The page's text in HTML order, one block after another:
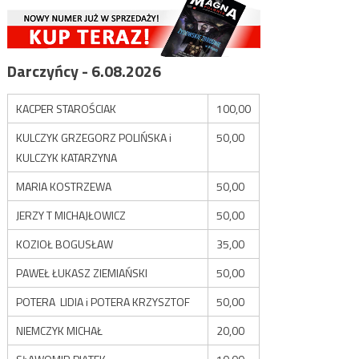
Darczyńcy - 6.08.2026
KACPER STAROŚCIAK
100,00
KULCZYK GRZEGORZ POLIŃSKA i
KULCZYK KATARZYNA
50,00
MARIA KOSTRZEWA
50,00
JERZY T MICHAJŁOWICZ
50,00
KOZIOŁ BOGUSŁAW
35,00
PAWEŁ ŁUKASZ ZIEMIAŃSKI
50,00
POTERA LIDIA i POTERA KRZYSZTOF
50,00
NIEMCZYK MICHAŁ
20,00